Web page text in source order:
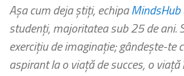
Așa cum deja știți, echipaMindsHub
studenți, majoritatea sub 25 de ani.
exercițiu de imaginație; gândește-te
aspirant la o viață de succes, o viață